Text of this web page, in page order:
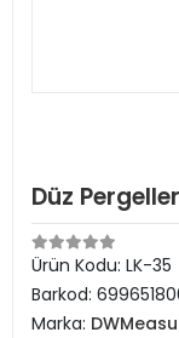
Düz Pergeller
Ürün Kodu: LK-35
Barkod:
Marka: